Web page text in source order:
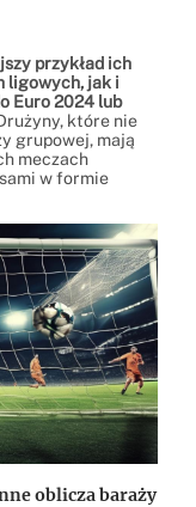
przykład ich
ligowych, jak i
Euro 2024 lub
które nie
grupowej, mają
meczach
w formie
oblicza baraży